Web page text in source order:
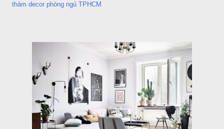
thảm decor phòng ngủ TPHCM